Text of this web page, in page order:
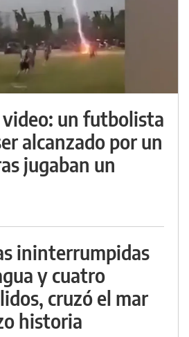
un futbolista
alcanzado por un
jugaban un
ininterrumpidas
y cuatro
cruzó el mar
historia